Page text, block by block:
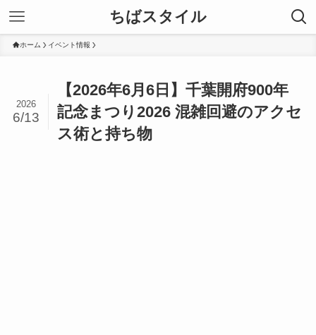
ちばスタイル
ホーム イベント情報
【2026年6月6日】千葉開府900年
記念まつり2026 混雑回避のアクセ
ス術と持ち物
2026
6/13